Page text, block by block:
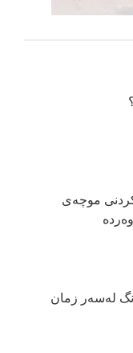
موچەی
لەسەر زمان